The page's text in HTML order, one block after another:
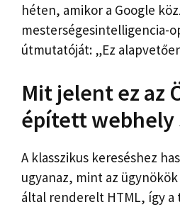
héten, amikor a Google
mesterségesintelligencia-
útmutatóját: „Ez
Mit jelent ez az
épített webhely
A klasszikus kereséshez
ugyanaz, mint az
által renderelt HTML, így a